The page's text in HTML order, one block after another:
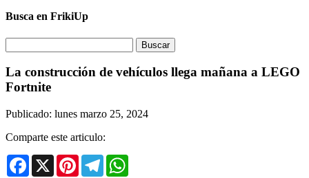
Busca en FrikiUp
La construcción de vehículos llega mañana a LEGO
Fortnite
Publicado: lunes marzo 25, 2024
Comparte este articulo:
Facebook
X PinterestTelegram